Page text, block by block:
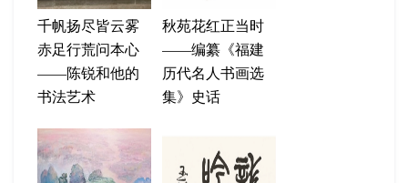
千帆扬尽皆云雾
赤足行荒问本心
——陈锐和他的
书法艺术
秋苑花红正当时
——编纂《福建
历代名人书画选
集》史话